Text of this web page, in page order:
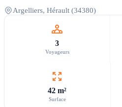
Argelliers, Hérault (34380)
3
Voyageurs
42 m²
Surface